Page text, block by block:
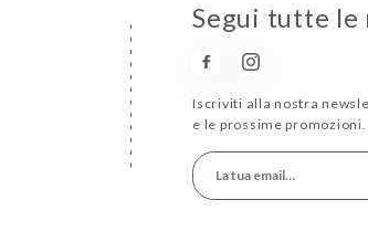
Segui tutte le
Iscriviti alla nostra
e le prossime promozioni.